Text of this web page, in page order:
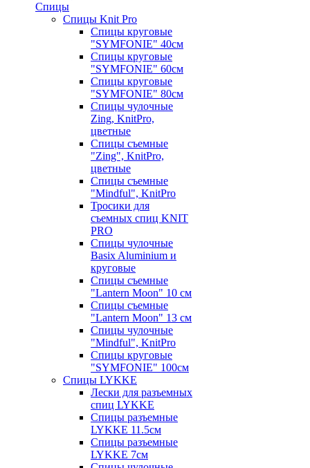
Спицы
Спицы Knit Pro
Спицы круговые
"SYMFONIE" 40см
Спицы круговые
"SYMFONIE" 60см
Спицы круговые
"SYMFONIE" 80см
Спицы чулочные
Zing, KnitPro,
цветные
Спицы съемные
"Zing", KnitPro,
цветные
Спицы съемные
"Mindful", KnitPro
Тросики для
съемных спиц KNIT
PRO
Спицы чулочные
Basix Aluminium и
круговые
Спицы съемные
"Lantern Moon" 10 см
Спицы съемные
"Lantern Moon" 13 см
Спицы чулочные
"Mindful", KnitPro
Спицы круговые
"SYMFONIE" 100см
Спицы LYKKE
Лески для разъемных
спиц LYKKE
Спицы разъемные
LYKKE 11.5см
Спицы разъемные
LYKKE 7см